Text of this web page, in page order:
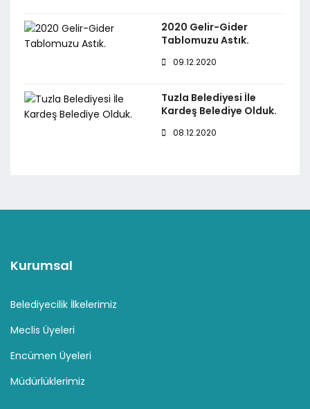
2020 Gelir-Gider
Tablomuzu Astık.
09.12.2020
Tuzla Belediyesi İle
Kardeş Belediye Olduk.
08.12.2020
Kurumsal
Belediyecilik İlkelerimiz
Meclis Üyeleri
Encümen Üyeleri
Müdürlüklerimiz